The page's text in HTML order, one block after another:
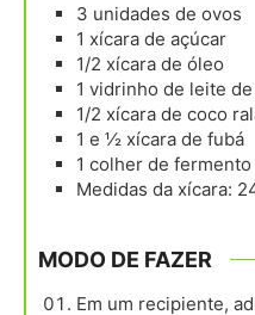
3 unidades de ovos
1 xícara de açúcar
1/2 xícara de óleo
1 vidrinho de leite
1/2 xícara de coco
1 e ½ xícara de fubá
1 colher de fermento
Medidas da xícara:
MODO DE FAZER
Em um recipiente,